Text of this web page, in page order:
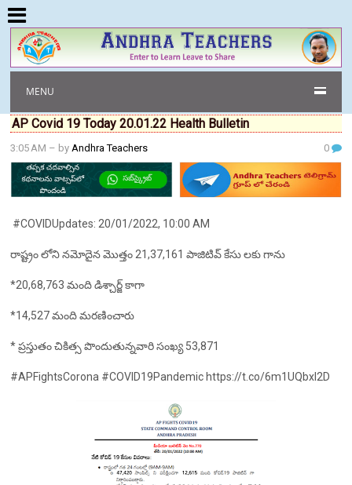
MENU
AP Covid 19 Today 20.01.22 Health Bulletin
3:05 AM – byAndhra Teachers 0
#COVIDUpdates: 20/01/2022, 10:00 AM
రాష్ట్రం లోని నమోదైన మొత్తం 21,37,161 పాజిటివ్ కేసు లకు గాను
*20,68,763 మంది డిశ్చార్జ్ కాగా
*14,527 మంది మరణించారు
* ప్రస్తుతం చికిత్స పొందుతున్నవారి సంఖ్య 53,871
#APFightsCorona #COVID19Pandemic https://t.co/6m1UQbxI2D